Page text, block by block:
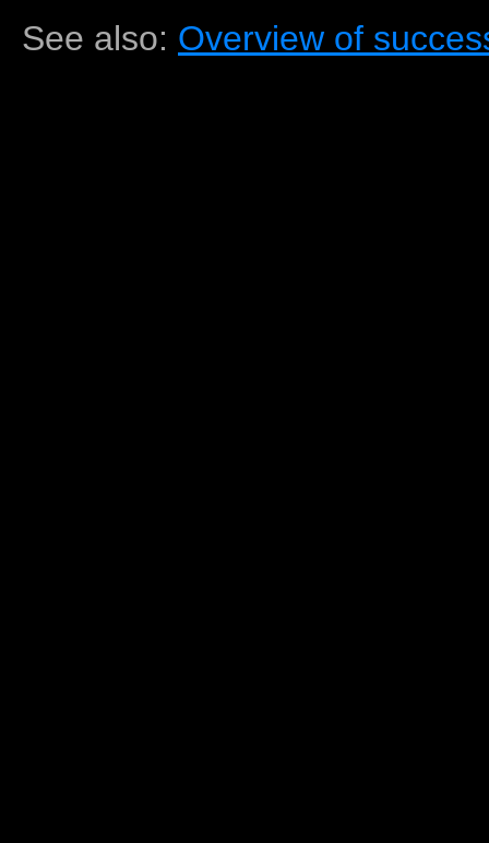
See also: Overview of